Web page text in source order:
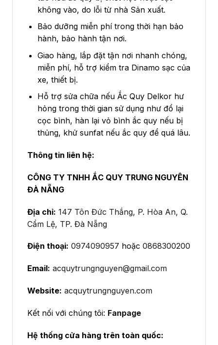
không vào, do lỗi từ nhà Sản xuất.
Bảo dưỡng miễn phí trong thời hạn bảo
hành, bảo hành tận nơi.
Giao hàng, lắp đặt tận nơi nhanh chóng,
miễn phí, hỗ trợ kiểm tra Dinamo sạc của
xe, thiết bị.
Hỗ trợ sửa chữa nếu Ắc Quy Delkor hư
hỏng trong thời gian sử dụng như đổ lại
cọc bình, hàn lại vỏ bình ắc quy nếu bị
thủng, khử sunfat nếu ắc quy để quá lâu.
Thông tin liên hệ:
CÔNG TY TNHH ẮC QUY TRUNG NGUYÊN
ĐÀ NẴNG
Địa chỉ: 147 Tôn Đức Thắng, P. Hòa An, Q.
Cẩm Lệ, TP. Đà Nẵng
Điện thoại: 0974090957 hoặc 0868300200
Email: acquytrungnguyen@gmail.com
Website: acquytrungnguyen.com
Kết nối với chúng tôi: Fanpage
Hệ thống cửa hàng trên toàn quốc: